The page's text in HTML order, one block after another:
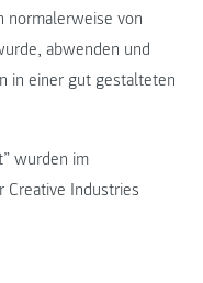
normalerweise von
abwenden und
in einer gut gestalteten
wurden im
Creative Industries